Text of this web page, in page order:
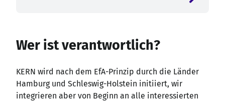
Wer ist verantwortlich?
KERN wird nach dem EfA-Prinzip durch die Länder
Hamburg und Schleswig-Holstein initiiert, wir
integrieren aber von Beginn an alle interessierten